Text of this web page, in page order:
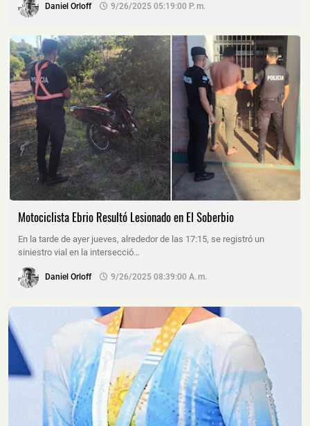
Daniel Orloff 9/26/2025 05:19:00 P. M.
Motociclista Ebrio Resultó Lesionado en El Soberbio
En la tarde de ayer jueves, alrededor de las 17:15, se registró un
siniestro vial en la intersecció…
Daniel Orloff 9/26/2025 08:39:00 A. M.